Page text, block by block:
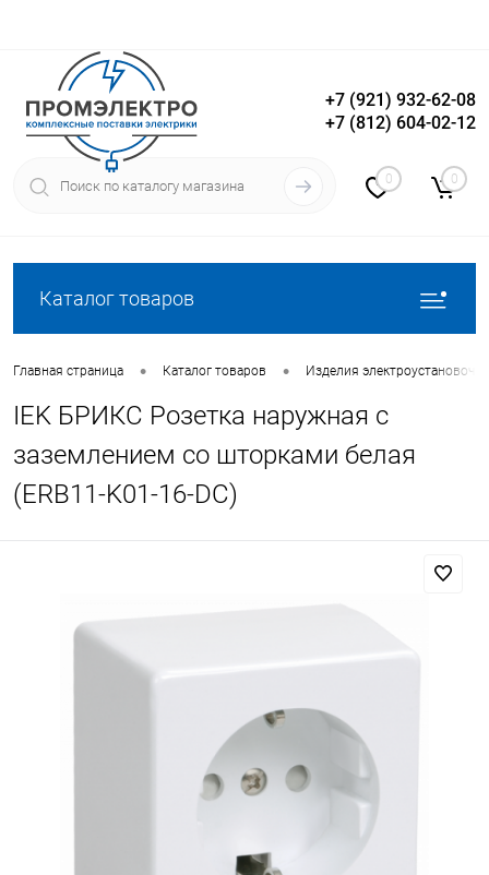
Вход Регистрация
+7 (921) 932-62-08
+7 (812) 604-02-12
0 0
Каталог товаров
Главная страница • Каталог товаров • Изделия
IEK БРИКС Розетка наружная с
заземлением со шторками белая
(ERB11-K01-16-DC)